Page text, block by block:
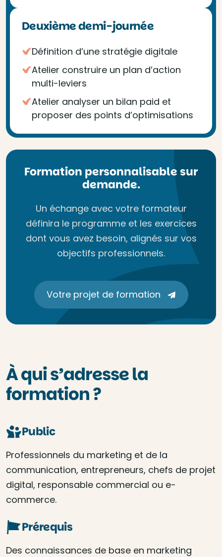
Deuxième demi-journée
Définition d’une stratégie digitale
Atelier construire un plan d’action
multi-leviers
Atelier analyser un bilan paid et
proposer des points d’optimisations
Formation personnalisable sur
demande.
Un échange avec votre formateur
définira le programme et les exercices
dont vous avez besoin, alignés sur vos
objectifs professionnels.
Votre projet de formation
À qui s’adresse la
formation ?
Public
Professionnels du marketing et de la
communication, entrepreneurs, chefs de projet
digital, responsable commercial ou e-
commerce.
Prérequis
Des connaissances de base en marketing